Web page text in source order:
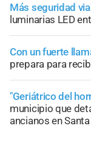
Más seguridad
luminarias LED
Con un fuerte
prepara para
"Geriátrico del
municipio que
ancianos en Santa